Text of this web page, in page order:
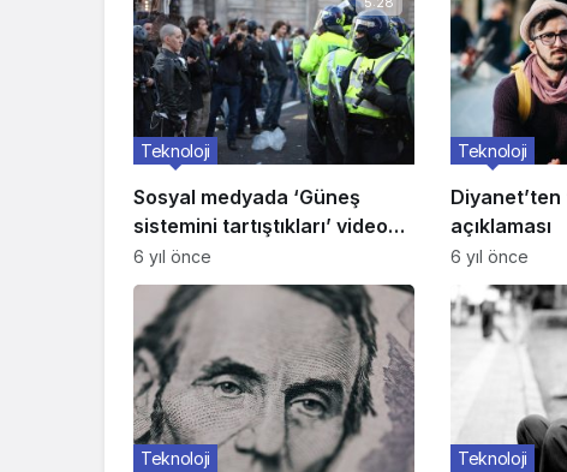
Sosyal medyada ‘Güneş
sistemini tartıştıkları’ video
viral oldu! O gençler konuştu
Teknoloji
6 yıl önce
Diyanet’ten
açıklaması
Teknoloji
6 yıl önce
Teknoloji Teknoloji